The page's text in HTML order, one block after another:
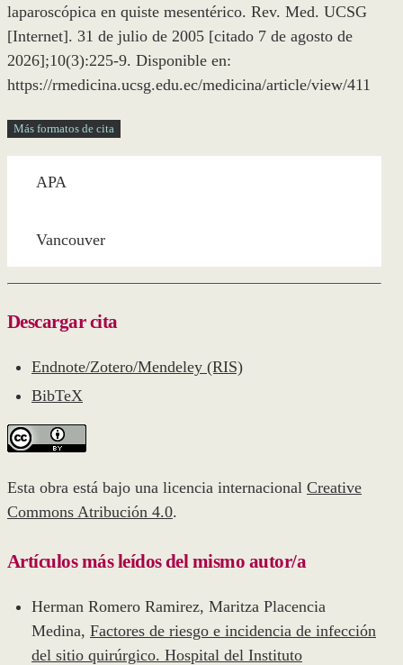
laparoscópica en quiste mesentérico. Rev. Med. UCSG
[Internet]. 31 de julio de 2005 [citado 7 de agosto de
2026];10(3):225-9. Disponible en:
https://rmedicina.ucsg.edu.ec/medicina/article/view/411
Más formatos de cita
APA
Vancouver
Descargar cita
Endnote/Zotero/Mendeley (RIS)
BibTeX
Esta obra está bajo una licencia internacional Creative
Commons Atribución 4.0.
Artículos más leídos del mismo autor/a
Herman Romero Ramirez, Maritza Placencia
Medina, Factores de riesgo e incidencia de infección
del sitio quirúrgico. Hospital del Instituto